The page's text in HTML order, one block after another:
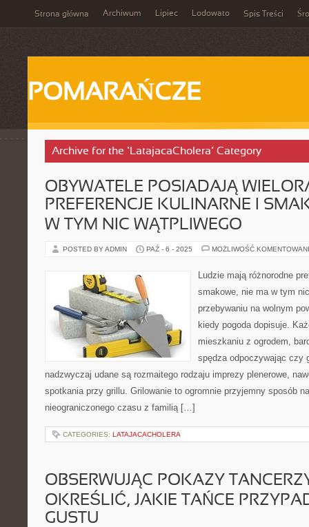
Strona główna Archiwum Lipiec Lodowato Spis Treści
POMARAŃCZE
Archive for the ‘LatajacaCholera’ Category
OBYWATELE POSIADAJĄ
PREFERENCJE KULINARNE I
W TYM NIC WĄTPLIWEGO
POSTED BY ADMIN PAŹ - 6 - 2025 MOŻLIWOŚĆ
Ludzie mają różnorodne
smakowe, nie ma w tym
przebywaniu na wolnym
kiedy pogoda dopisuje.
mieszkaniu z ogrodem,
spędza odpoczywając czy
nadzwyczaj udane są rozmaitego rodzaju imprezy plenerowe,
spotkania przy grillu. Grilowanie to ogromnie przyjemny sposób
nieograniczonego czasu z familią […]
CATEGORIES: LATAJACACHOLERA
OBSERWUJĄC POKAZY
OKREŚLIĆ, JAKIE TAŃCE
GUSTU